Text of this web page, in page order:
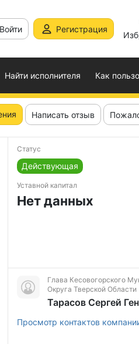
Войти Регистрация
Найти исполнителя Как
Написать отзыв
Статус
Действующая
Уставной капитал
Нет данных
Глава Кесовогорского
Округа Тверской Области
Тарасов Сергей
Просмотр контактов